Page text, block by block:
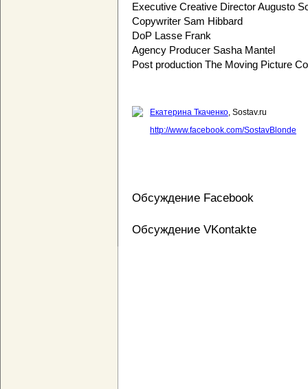
Executive Creative Director Augusto
Copywriter Sam Hibbard
DoP Lasse Frank
Agency Producer Sasha Mantel
Post production The Moving Picture
Екатерина Ткаченко, Sostav.ru
http://www.facebook.com/SostavBlonde
Обсуждение Facebook
Обсуждение VKontakte